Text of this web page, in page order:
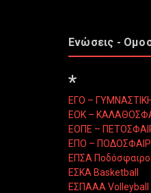
Ενώσεις -
*
ΕΓΟ – ΓΥΜΝΑΣΤΙΚΗ
ΕΟΚ –
ΕΟΠΕ –
ΕΠΟ –
ΕΠΣΑ Ποδόσφαιρο
ΕΣΚΑ Basketball
ΕΣΠΑΑΑ Volleyball